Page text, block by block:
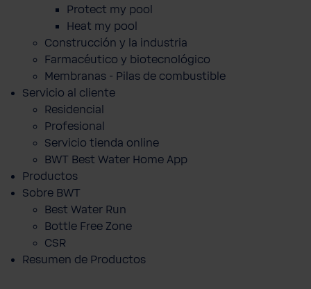
Protect my pool
Heat my pool
Construcción y la industria
Farmacéutico y biotecnológico
Membranas - Pilas de combustible
Servicio al cliente
Residencial
Profesional
Servicio tienda online
BWT Best Water Home App
Productos
Sobre BWT
Best Water Run
Bottle Free Zone
CSR
Resumen de Productos